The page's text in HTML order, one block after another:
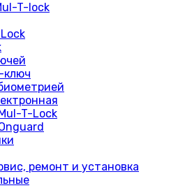
T-lock
ключ
T-Lock
ремонт и установка